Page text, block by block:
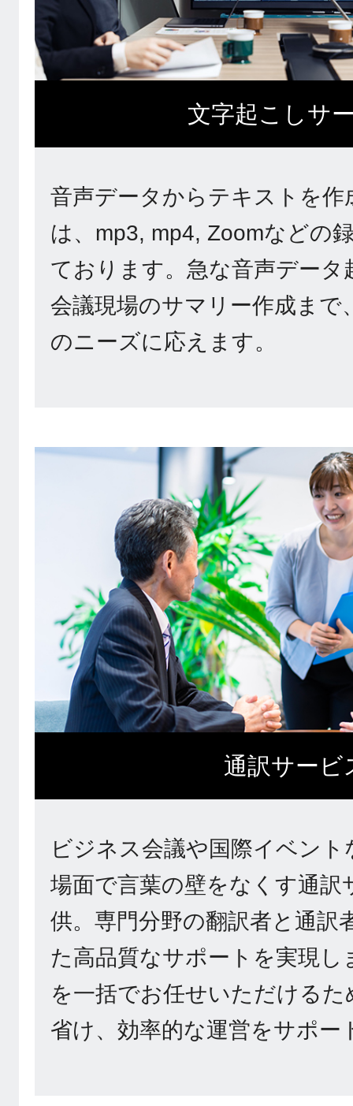
文字起こしサ
音声データからテキストを作
は、mp3, mp4, Zoomなどの
ております。急な音声データ
会議現場のサマリー作成まで
のニーズに応えます。
通訳サービ
ビジネス会議や国際イベン
場面で言葉の壁をなくす通訳
供。専門分野の翻訳者と通訳
た高品質なサポートを実現し
を一括でお任せいただける
省け、効率的な運営をサポー